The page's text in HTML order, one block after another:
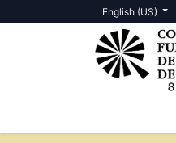
English (US)